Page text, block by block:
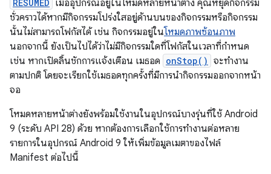
RESUMED เมื่ออุปกรณ์อยู่ในโหมดหลายหน้าต่าง คุณหยุดกิจกรรม
ชั่วคราวได้หากมีกิจกรรมโปร่งใสอยู่ด้านบนของกิจกรรมหรือกิจกรรม
นั้นไม่สามารถโฟกัสได้ เช่น กิจกรรมอยู่ในโหมดภาพซ้อนภาพ
นอกจากนี้ ยังเป็นไปได้ว่าไม่มีกิจกรรมใดที่โฟกัสในเวลาที่กำหนด
เช่น หากเปิดลิ้นชักการแจ้งเตือน เมธอด onStop() จะทำงาน
ตามปกติ โดยจะเรียกใช้เมธอดทุกครั้งที่มีการนำกิจกรรมออกจากหน้า
จอ
โหมดหลายหน้าต่างยังพร้อมใช้งานในอุปกรณ์บางรุ่นที่ใช้ Android
9 (ระดับ API 28) ด้วย หากต้องการเลือกใช้การทำงานต่อหลาย
รายการในอุปกรณ์ Android 9 ให้เพิ่มข้อมูลเมตาของไฟล์
Manifest ต่อไปนี้